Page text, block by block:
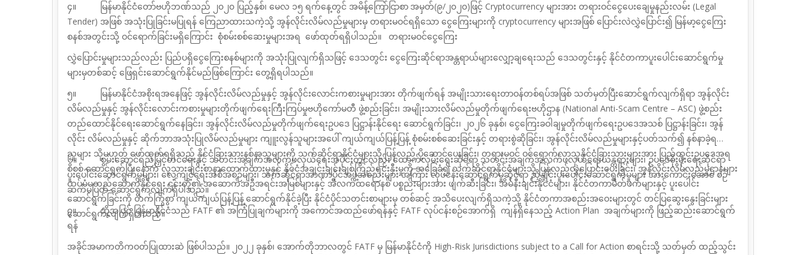
၄။
မြန်မာနိုင်ငံတော်ဗဟိုဘဏ်သည် ၂၀၂၀ ပြည့်နှစ်၊ မေလ ၁၅ ရက်နေ့တွင် အမိန့်ကြော်ငြာစာ အမှတ်(၉/၂၀၂၀)ဖြင့် Cryptocurrency များအား တရားဝင်ငွေပေးချေမှုနည်းလမ်း (Legal
Tender) အဖြစ် အသုံးပြုခြင်းမပြုရန် ကြေညာထားသကဲ့သို့ အွန်လိုင်းလိမ်လည်မှုများမှ တရားမဝင်ရရှိသော ငွေကြေးများကို cryptocurrency များအဖြစ် ပြောင်းလဲလွှဲပြောင်း၍ မြန်မာ့ငွေကြေး
စနစ်အတွင်းသို့ ဝင်ရောက်ခြင်းမရှိကြောင်း စုံစမ်းစစ်ဆေးမှုများအရ ဖော်ထုတ်ရရှိပါသည်။ တရားမဝင်ငွေကြေး
လွှဲပြောင်းမှုများသည်လည်း ပြည်ပရှိငွေကြေးစနစ်များကို အသုံးပြုလျက်ရှိသဖြင့် ဒေသတွင်း ငွေကြေးဆိုင်ရာအန္တရာယ်များလျှော့ချရေးသည် ဒေသတွင်းနှင့် နိုင်ငံတကာပူးပေါင်းဆောင်ရွက်မှု
များမှတစ်ဆင့် ဖြေရှင်းဆောင်ရွက်နိုင်မည်ဖြစ်ကြောင်း တွေ့ရှိရပါသည်။
၅။
မြန်မာနိုင်ငံအစိုးရအနေဖြင့် အွန်လိုင်းလိမ်လည်မှုနှင့် အွန်လိုင်းလောင်းကစားမှုများအား တိုက်ဖျက်ရန် အမျိုးသား‌ရေးတာဝန်တစ်ရပ်အဖြစ် သတ်မှတ်ပြီးဆောင်ရွက်လျက်ရှိရာ အွန်လိုင်း
လိမ်လည်မှုနှင့် အွန်လိုင်းလောင်းကစားမှုများတိုက်ဖျက်ရေးကြီးကြပ်မှုဗဟိုကော်မတီ ဖွဲ့စည်းခြင်း၊ အမျိုးသားလိမ်လည်မှုတိုက်ဖျက်ရေးဗဟိုဌာန (National Anti-Scam Centre – ASC) ဖွဲ့စည်း
တည်ထောင်နိုင်ရေးဆောင်ရွက်နေခြင်း၊ အွန်လိုင်းလိမ်လည်မှုတိုက်ဖျက်ရေးဥပဒေ ပြဋ္ဌာန်းနိုင်ရေး ဆောင်ရွက် ခြင်း၊
၂၀၂၆ ခုနှစ်၊ ငွေကြေးခဝါချမှုတိုက်ဖျက်ရေးဥပဒေအသစ် ပြဋ္ဌာန်းခြင်း၊ အွန်
လိုင်း လိမ်လည်မှုနှင့် ဆိုက်ဘာအသုံးပြုလိမ်လည်မှုများ ကျူးလွန်သူများအပေါ် ကျယ်ကျယ်ပြန့်ပြန့် စုံစမ်းစစ်ဆေးခြင်းနှင့် တရားစွဲဆိုခြင်း၊ အွန်လိုင်းလိမ်လည်မှုများနှင့်ပတ်သက်၍ နစ်နာခဲ့ရ
သူများ သို့မဟုတ် ဖော်ထုတ်ရရှိသည့် နိုင်ငံခြားသားနစ်နာသူများကို သက်ဆိုင်ရာနိုင်ငံများသို့ ပြန်လည် ပို့ဆောင်ပေးခြင်း၊ တရားမဝင် ဝင်ရောက်လာသူနိုင်ငံခြားသားများအား ပြည်တွင်းဥပဒေအရ
စိစစ် ဆောင်ရွက်ပြီးနောက် လူသားချင်းစာနာထောက်ထားမှုနှင့် နိုင်ငံအချင်းချင်းချစ်ကြည်ရင်းနှီးမှုကို အခြေခံ၍ သက်ဆိုင်ရာနိုင်ငံများသို့ ပြန်လည်လွှဲပြောင်းပေးခြင်း၊ အွန်လိုင်းလိမ်လည်မှုဌာနများ
ထပ်မံမတည်ဆောက်နိုင်ရေး ၎င်းတို့၏ အဆောက်အဦအရင်းအမြစ်များနှင့် အီလက်ထရောနစ်ပစ္စည်းများအား ဖျက်ဆီးခြင်း၊ အိမ်နီးချင်းနိုင်ငံများ၊ နိုင်ငံတကာမိတ်ဖက်များနှင့် ပူးပေါင်း
ဆောင်ရွက်ခြင်းကို တက်ကြွစွာကျယ်ကျယ်ပြန့်ပြန့် ဆောင်ရွက်နိုင်ခဲ့ပြီး နိုင်ငံပိုင်သတင်းစာများမှ တစ်ဆင့် အသိပေးလျက်ရှိသကဲ့သို့ နိုင်ငံတကာအစည်းအဝေးများတွင် တင်ပြဆွေးနွေးခြင်းများ
ဆောင်ရွက်လျက်ရှိပါသည်။
၆။စွမ်းဆောင်ရည်မြှင့်တင်ရေးနှင့် သတင်းအချက်အလက်ဖလှယ်ရေးအပိုင်းတွင်လည်းထောက်လှမ်းရေးဆိုင်ရာ သတင်းအချက်အလက်ဖလှယ်ရေးယန္တရားများ၊ ဥပဒေစိုးမိုးရေးဆိုင်ရာ
ပူးပေါင်းဆောင်ရွက်မှုများ၊ လေ့ကျင့်ရေးအစီအစဉ်များ၊ သက်ဆိုင်ရာအာဏာပိုင်အဖွဲ့အစည်းများအကြား လုပ်ငန်းဆောင်ရွက်မှုဆိုင်ရာ ညှိနှိုင်းပူးပေါင်းဆောင်ရွက်မှုများ အားကောင်းအောင်စဉ်
ဆက်မပြတ် ဆောင်ရွက်လျက်ရှိပါသည်။
၇။ ထို့အပြင် မြန်မာနိုင်ငံသည် FATF ၏ အကြံပြုချက်များကို အကောင်အထည်ဖော်ရန်နှင့် FATF လုပ်ငန်းစဉ်အောက်ရှိ ကျန်ရှိနေသည့် Action Plan အချက်များကို ဖြည့်ဆည်းဆောင်ရွက်
ရန်
အခိုင်အမာကတိကဝတ်ပြုထားဆဲ ဖြစ်ပါသည်။ ၂၀၂၂ ခုနှစ်၊ အောက်တိုဘာလတွင် FATF မှ မြန်မာနိုင်ငံကို High-Risk Jurisdictions subject to a Call for Action စာရင်းသို့ သတ်မှတ် ထည့်သွင်း